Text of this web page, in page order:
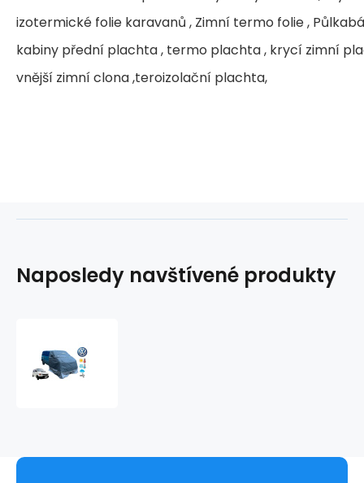
izotermické folie karavanů , Zimní termo folie ,
kabiny přední plachta , termo plachta , krycí zimní
vnější zimní clona ,teroizolační plachta,
Naposledy navštívené produkty
obytný